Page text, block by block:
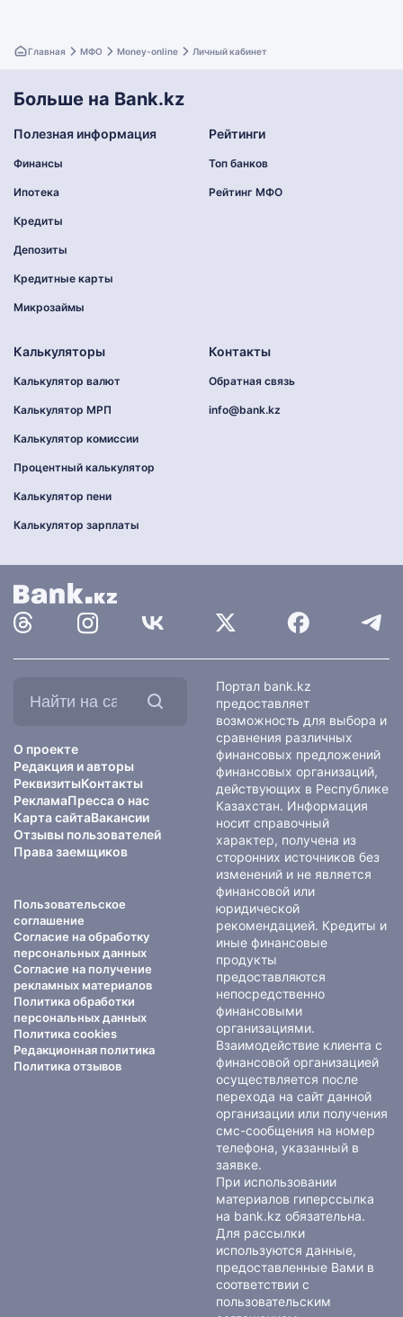
Главная МФО Money-online Личный кабинет
Больше на Bank.kz
Полезная информация
Финансы
Ипотека
Кредиты
Депозиты
Кредитные карты
Микрозаймы
Рейтинги
Топ банков
Рейтинг МФО
Калькуляторы
Калькулятор валют
Калькулятор МРП
Калькулятор комиссии
Процентный калькулятор
Калькулятор пени
Калькулятор зарплаты
Контакты
Обратная связь
info@bank.kz
О проекте
Редакция и авторы
РеквизитыКонтакты
РекламаПресса о нас
Карта сайтаВакансии
Отзывы пользователей
Права заемщиков
Пользовательское
соглашение
Согласие на обработку
персональных данных
Согласие на получение
рекламных материалов
Политика обработки
персональных данных
Политика cookies
Редакционная политика
Политика отзывов
Портал bank.kz
предоставляет
возможность для выбора и
сравнения различных
финансовых предложений
финансовых организаций,
действующих в Республике
Казахстан. Информация
носит справочный
характер, получена из
сторонних источников без
изменений и не является
финансовой или
юридической
рекомендацией. Кредиты и
иные финансовые
продукты
предоставляются
непосредственно
финансовыми
организациями.
Взаимодействие клиента с
финансовой организацией
осуществляется после
перехода на сайт данной
организации или получения
смс-сообщения на номер
телефона, указанный в
заявке.
При использовании
материалов гиперссылка
на bank.kz обязательна.
Для рассылки
используются данные,
предоставленные Вами в
соответствии с
пользовательским